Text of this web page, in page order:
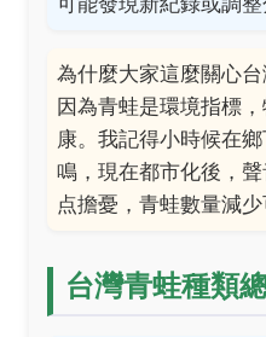
為什麼大家這麼關心
因為青蛙是環境指標
康。我記得小時候在
鳴，現在都市化後，
点擔憂，青蛙數量減少
台灣青蛙種類